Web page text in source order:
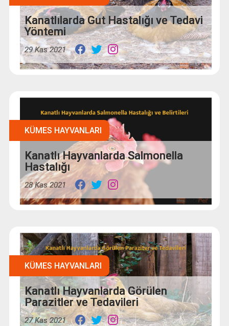
Kanatlılarda Gut Hastalığı ve Tedavi
Yöntemi
29 Kas 2021
KÜMES HAYVANLARI
Kanatlı Hayvanlarda Salmonella
Hastalığı
28 Kas 2021
KÜMES HAYVANLARI
Kanatlı Hayvanlarda Görülen
Parazitler ve Tedavileri
27 Kas 2021